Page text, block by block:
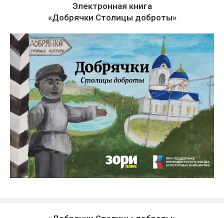
Электронная книга
«Добрячки Столицы доброты»